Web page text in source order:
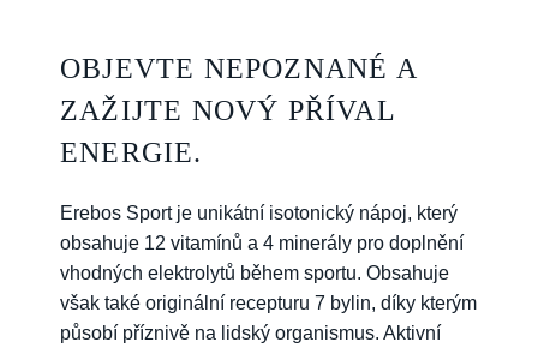
OBJEVTE NEPOZNANÉ A
ZAŽIJTE NOVÝ PŘÍVAL
ENERGIE.
Erebos Sport je unikátní isotonický nápoj, který
obsahuje 12 vitamínů a 4 minerály pro doplnění
vhodných elektrolytů během sportu. Obsahuje
však také originální recepturu 7 bylin, díky kterým
působí příznivě na lidský organismus. Aktivní